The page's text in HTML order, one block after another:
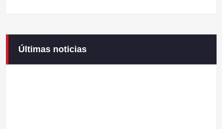
Últimas noticias
Campaneirus 2026